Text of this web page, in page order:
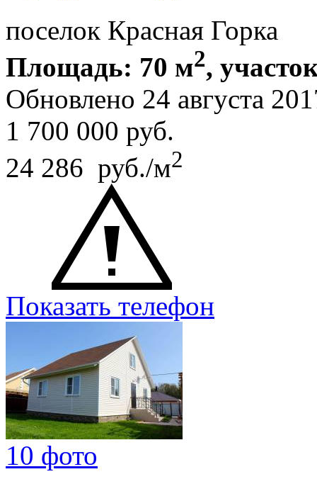
поселок Красная Горка
Площадь: 70 м2,
Обновлено 24 августа
1 700 000 руб.
24 286 руб./м2
Показать телефон
10 фото